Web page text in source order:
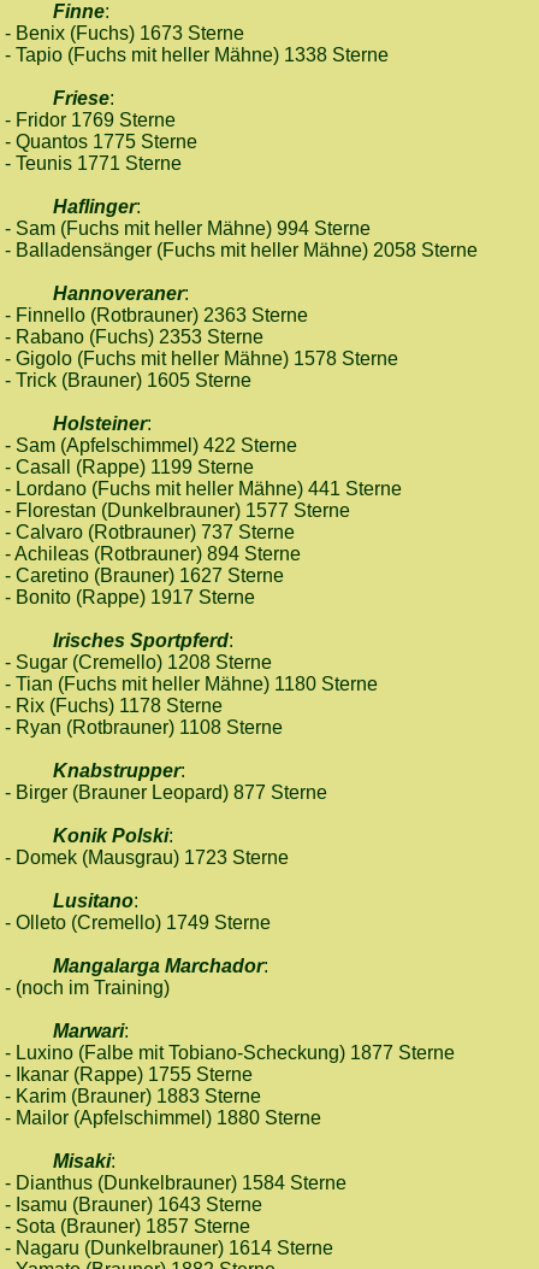
Finne:
- Benix (Fuchs) 1673 Sterne
- Tapio (Fuchs mit heller Mähne) 1338 Sterne
Friese:
- Fridor 1769 Sterne
- Quantos 1775 Sterne
- Teunis 1771 Sterne
Haflinger:
- Sam (Fuchs mit heller Mähne) 994 Sterne
- Balladensänger (Fuchs mit heller Mähne) 2058 Sterne
Hannoveraner:
- Finnello (Rotbrauner) 2363 Sterne
- Rabano (Fuchs) 2353 Sterne
- Gigolo (Fuchs mit heller Mähne) 1578 Sterne
- Trick (Brauner) 1605 Sterne
Holsteiner:
- Sam (Apfelschimmel) 422 Sterne
- Casall (Rappe) 1199 Sterne
- Lordano (Fuchs mit heller Mähne) 441 Sterne
- Florestan (Dunkelbrauner) 1577 Sterne
- Calvaro (Rotbrauner) 737 Sterne
- Achileas (Rotbrauner) 894 Sterne
- Caretino (Brauner) 1627 Sterne
- Bonito (Rappe) 1917 Sterne
Irisches Sportpferd:
- Sugar (Cremello) 1208 Sterne
- Tian (Fuchs mit heller Mähne) 1180 Sterne
- Rix (Fuchs) 1178 Sterne
- Ryan (Rotbrauner) 1108 Sterne
Knabstrupper:
- Birger (Brauner Leopard) 877 Sterne
Konik Polski:
- Domek (Mausgrau) 1723 Sterne
Lusitano:
- Olleto (Cremello) 1749 Sterne
Mangalarga Marchador:
- (noch im Training)
Marwari:
- Luxino (Falbe mit Tobiano-Scheckung) 1877 Sterne
- Ikanar (Rappe) 1755 Sterne
- Karim (Brauner) 1883 Sterne
- Mailor (Apfelschimmel) 1880 Sterne
Misaki:
- Dianthus (Dunkelbrauner) 1584 Sterne
- Isamu (Brauner) 1643 Sterne
- Sota (Brauner) 1857 Sterne
- Nagaru (Dunkelbrauner) 1614 Sterne